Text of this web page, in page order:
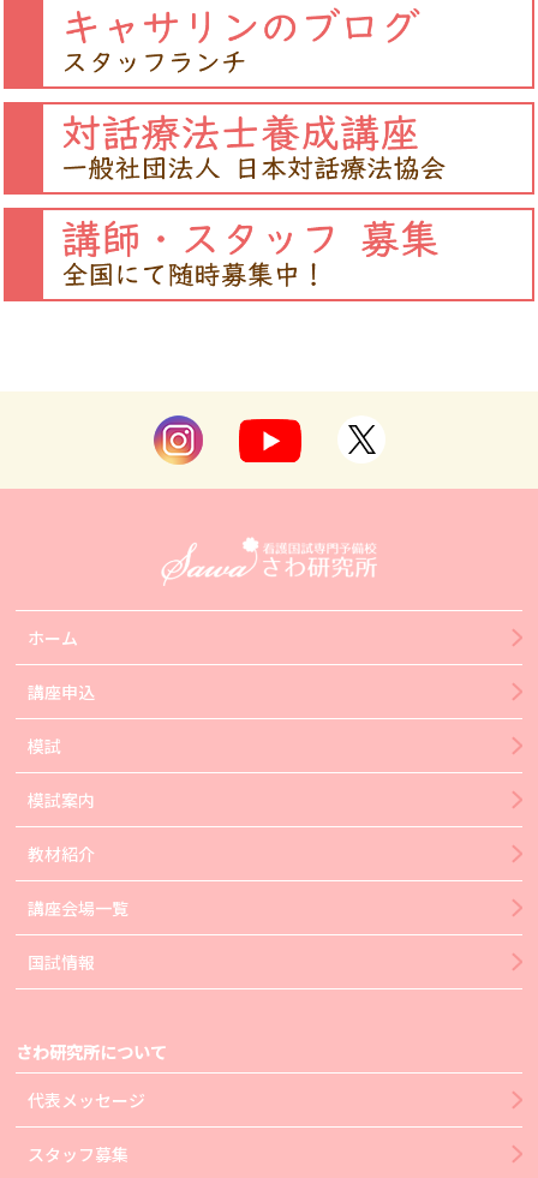
ホーム
講座申込
模試
模試案内
教材紹介
講座会場一覧
国試情報
さわ研究所について
代表メッセージ
スタッフ募集